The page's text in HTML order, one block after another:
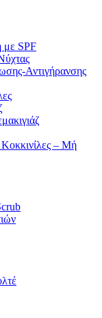
με SPF
Αντιγήρανσης
Κοκκινίλες – Μή